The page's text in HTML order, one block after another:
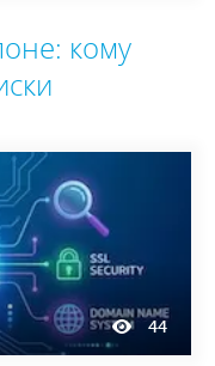
кому
44